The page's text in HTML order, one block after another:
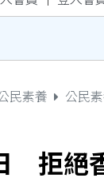
民素養 公民
拒絕